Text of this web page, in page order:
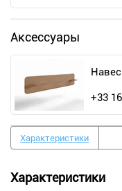
Аксессуары
+33
Характеристики
Характеристики